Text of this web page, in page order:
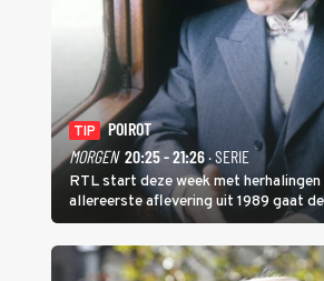
TIP
POIROT
MORGEN 20:25 - 21:26· SERIE
RTL start deze week met
allereerste aflevering uit 1989 gaat
Poirot raakt al snel verwikkeld in een